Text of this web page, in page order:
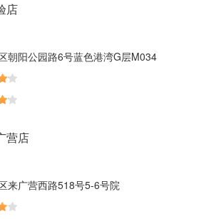
店
朝阳公园路6号蓝色港湾G层M034
营店
来广营西路518号5-6号院